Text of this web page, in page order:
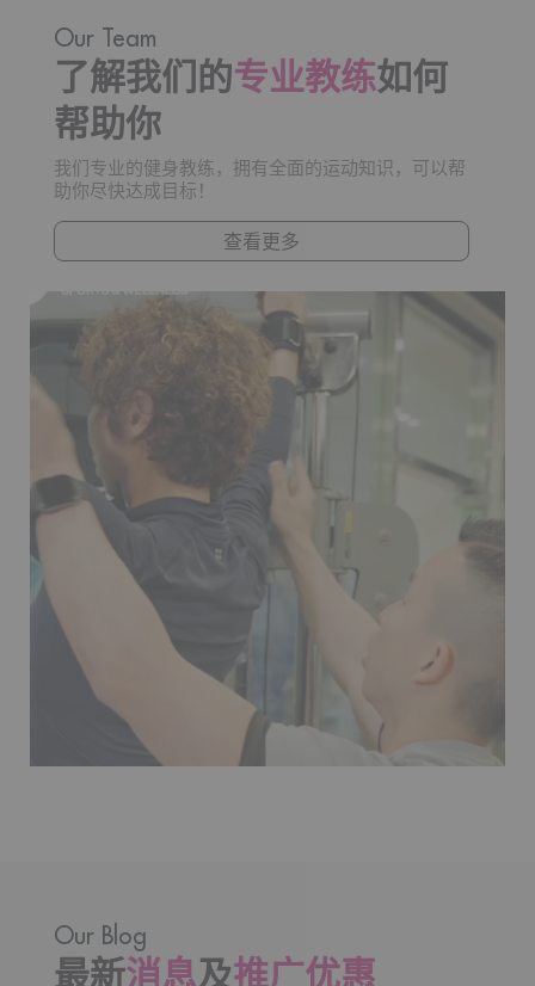
Our Team
了解我们的专业教练如何
帮助你
我们专业的健身教练，拥有全面的运动知识，可以帮
助你尽快达成目标！
查看更多
Our Blog
最新消息及推广优惠